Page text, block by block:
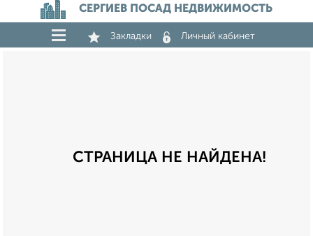
СЕРГИЕВ ПОСАД НЕДВИЖИМОСТЬ
Закладки Личный кабинет
СТРАНИЦА НЕ НАЙДЕНА!